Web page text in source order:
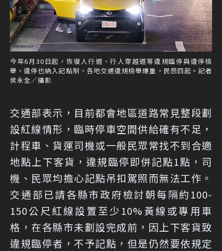
今年6月30日起，恢復人行道、行人穿越道等違規臨停與違停檢
舉，違停也納入記點制，各地交通違規檢舉爆量，民怨四起。記者
侯永全／攝影
交通部表示，目前都會地區道路常見整段劃
設紅線情形，臨時停車空間供給確有不足，
計程車、貨運司機或一般民眾常找不到合適
地點上下客貨，違規臨停即併記點1點，司
機、民眾均擔心記點吊扣駕照而無法工作。
交通部已請各縣市政府檢討朝每隔約100-
150公尺紅線設置至少10%黃線或專用車
格，在各縣市未劃設完成前，因上下客貨致
違規臨停者，不予記點，但是仍然要依規定